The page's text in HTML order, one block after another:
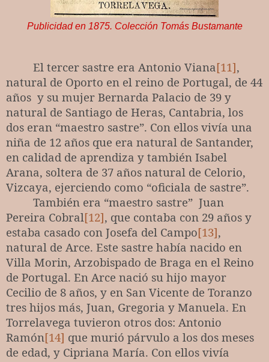
Publicidaden 1875. Colección Tomás Bustamante
El tercer sastre era Antonio Viana[11],
natural de Oporto en el reino de Portugal, de 44
años y su mujer Bernarda Palacio de 39 y
natural de Santiago de Heras, Cantabria, los
dos eran “maestro sastre”. Con ellos vivía una
niña de 12 años que era natural de Santander,
en calidad de aprendiza y también Isabel
Arana, soltera de 37 años natural de Celorio,
Vizcaya, ejerciendo como “oficiala de sastre”.
También era “maestro sastre” Juan
Pereira Cobral[12], que contaba con 29 años y
estaba casado con Josefa del Campo[13],
natural de Arce. Este sastre había nacido en
Villa Morin, Arzobispado de Braga en el Reino
de Portugal. En Arce nació su hijo mayor
Cecilio de 8 años, y en San Vicente de Toranzo
tres hijos más, Juan, Gregoria y Manuela. En
Torrelavega tuvieron otros dos: Antonio
Ramón[14] que murió párvulo a los dos meses
de edad, y Cipriana María. Con ellos vivía